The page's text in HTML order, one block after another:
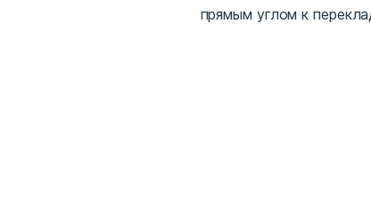
прямым углом к